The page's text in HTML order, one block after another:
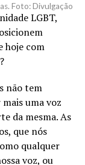
Foto: Divulgação
LGBT,
hoje com
não tem
uma voz
da mesma. As
que nós
qualquer
voz, ou